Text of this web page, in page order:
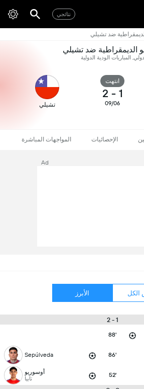
نتائجي
ضد تشيلي
الديمقراطية ضد تشيلي
دولي, المباريات الودية الدولية
انتهت
1
-
2
09/06 تشيلي
الإحصائيات المواجهات المباشرة
Ad
الأبرز
1 - 2
88'
86'
Sepúlveda
52' أوسوريو
تابيا